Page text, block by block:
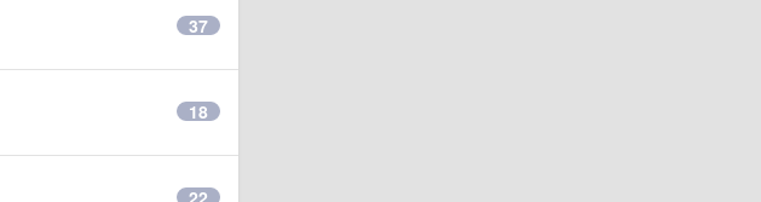
37
18
22